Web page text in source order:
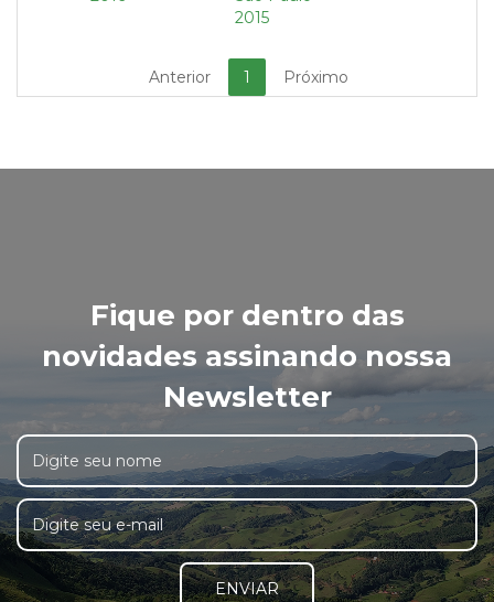
2015
Anterior 1 Próximo
Fique por dentro das
novidades assinando nossa
Newsletter
ENVIAR